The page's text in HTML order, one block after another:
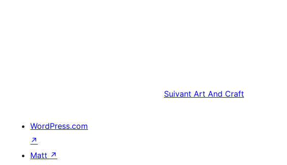
Suivant Art And Craft
WordPress.com
↗
Matt ↗